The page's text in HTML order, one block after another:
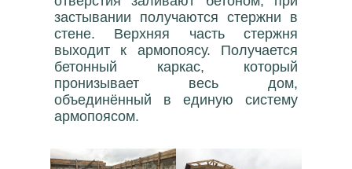
застывании получаются стержни в
стене. Верхняя часть стержня
выходит к армопоясу. Получается
бетонный каркас, который
пронизывает весь дом,
объединённый в единую систему
армопоясом.